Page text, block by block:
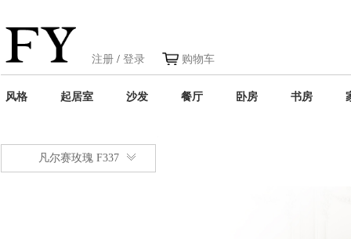
注册 / 登录 购物车
风格 起居室 沙发 餐厅 卧房 书房
凡尔赛玫瑰 F337